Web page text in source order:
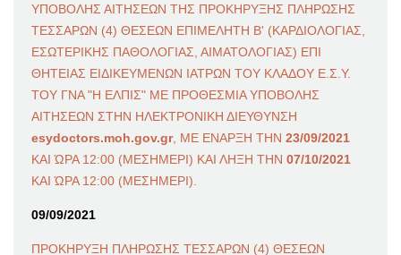
ΥΠΟΒΟΛΗΣ ΑΙΤΗΣΕΩΝ ΤΗΣ ΠΡΟΚΗΡΥΞΗΣ ΠΛΗΡΩΣΗΣ
ΤΕΣΣΑΡΩΝ (4) ΘΕΣΕΩΝ ΕΠΙΜΕΛΗΤΗ Β' (ΚΑΡΔΙΟΛΟΓΙΑΣ,
ΕΣΩΤΕΡΙΚΗΣ ΠΑΘΟΛΟΓΙΑΣ, ΑΙΜΑΤΟΛΟΓΙΑΣ) ΕΠΙ
ΘΗΤΕΙΑΣ ΕΙΔΙΚΕΥΜΕΝΩΝ ΙΑΤΡΩΝ ΤΟΥ ΚΛΑΔΟΥ Ε.Σ.Υ.
ΤΟΥ ΓΝΑ "Η ΕΛΠΙΣ" ΜΕ ΠΡΟΘΕΣΜΙΑ ΥΠΟΒΟΛΗΣ
ΑΙΤΗΣΕΩΝ ΣΤΗΝ ΗΛΕΚΤΡΟΝΙΚΗ ΔΙΕΥΘΥΝΣΗ
esydoctors.moh.gov.gr, ΜΕ ΕΝΑΡΞΗ ΤΗΝ 23/09/2021
ΚΑΙ ΏΡΑ 12:00 (ΜΕΣΗΜΕΡΙ) ΚΑΙ ΛΗΞΗ ΤΗΝ 07/10/2021
ΚΑΙ ΏΡΑ 12:00 (ΜΕΣΗΜΕΡΙ).
09/09/2021
ΠΡΟΚΗΡΥΞΗ ΠΛΗΡΩΣΗΣ ΤΕΣΣΑΡΩΝ (4) ΘΕΣΕΩΝ